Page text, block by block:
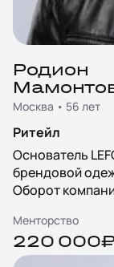
Родион
Москва • 56 лет
Ритейл
Основатель
брендовой
Оборот
Менторство
220